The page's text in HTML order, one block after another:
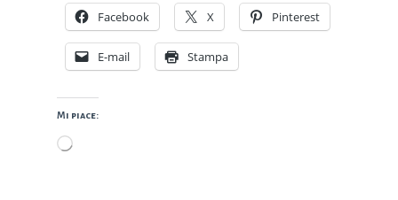
Facebook X Pinterest
E-mail Stampa
Mi piace:
Caricamento